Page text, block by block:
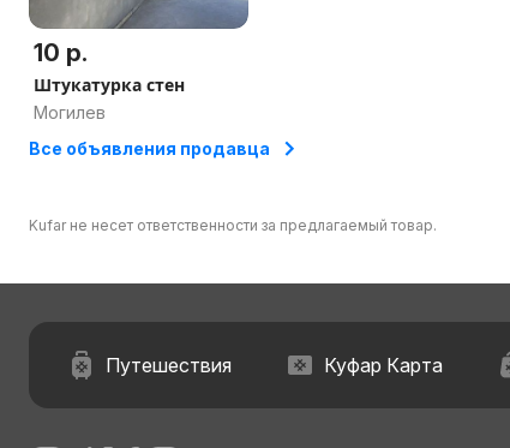
10 р.
Штукатурка стен
Могилев
Все объявления продавца
Kufar не несет ответственности за предлагаемый товар.
Путешествия Куфар Карта